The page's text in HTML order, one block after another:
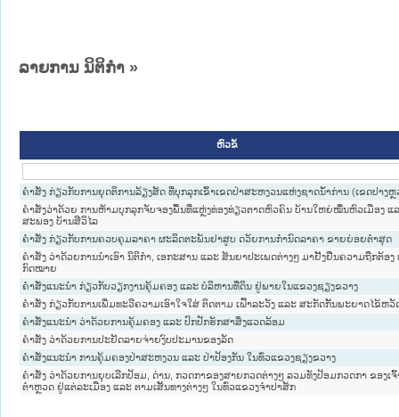
ລາຍການ ນິຕິກໍາ »
ຫົວຂໍ້
ຄຳສັ່ງ ກ່ຽວກັບການຍຸດຕິການລ້ຽງສັດ ທີ່ບຸກລຸກເຂົ້າເຂດປ່າສະຫງວນແຫ່ງຊາດນ້ຳກ່ານ (ເຂດປາງຫຼ
ຄຳສັ່ງວ່າດ້ວຍ ການຫ້າມບຸກລຸກຈັບຈອງພື້ນທີ່ແຫຼ່ງທ່ອງທ່ຽວຕາດຫົວຄົນ ບ້ານໃຫຍ່ໝື່ນຫົວເມືອງ ແ
ສະພອງ ບ້ານສີວິໄລ
ຄຳສັ່ງ ກ່ຽວກັບການຄວບຄຸມລາຄາ ຜະລິດຕະພັນຢາສູບ ດວ້ຍການກຳນົດລາຄາ ຂາຍຍ່ອຍຕ່ຳສຸດ
ຄຳສັ່ງ ວ່າດ້ວຍການນຳເອົາ ນິຕິກຳ, ເອກະສານ ແລະ ສັນຍາປະເພດຕ່າງໆ ມາຢັ້ງຢືນຄວາມຖືກຕ້ອງ
ກົດໝາຍ
ຄຳສັ່ງແນະນຳ ກ່ຽວກັບວຽກງານຄຸ້ມຄອງ ແລະ ບໍລິຫານທີ່ດິນ ຢູ່ພາຍໃນແຂວງຊຽງຂວາງ
ຄຳສັ່ງ ກ່ຽວກັບການເພີ່ມທະວີຄວາມເອົາໃຈໃສ່ ຕິດຕາມ ເຝົ້າລະວັງ ແລະ ສະກັດກັ້ນພະຍາດໄຂ້ຫ
ຄຳສັ່ງແນະນຳ ວ່າດ້ວຍການຄຸ້ມຄອງ ແລະ ປົກປັກຮັກສາສິ່ງແວດລ້ອມ
ຄຳສັ່ງ ວ່າດ້ວຍການປະຢັດລາຍຈ່າຍງົບປະມານຂອງລັດ
ຄຳສັ່ງແນະນຳ ການຄຸ້ມຄອງປ່າສະຫງວນ ແລະ ປ່າປ້ອງກັນ ໃນທົ່ວແຂວງຊຽງຂວາງ
ຄຳສັ່ງ ວ່າດ້ວຍການຍຸບເລີກປ້ອມ, ດ່ານ, ກວດກາຂອງສາຍກວດຕ່າງໆ ລວມທັງປ້ອມກວດກາ ຂອງເ
ຕຳຫຼວດ ຢູ່ແຕ່ລະເມືອງ ແລະ ຕາມເສັ້ນທາງຕ່າງໆ ໃນທົ່ວແຂວງຈຳປາສັກ